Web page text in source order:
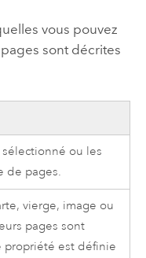
vous pouvez
sont décrites
ou les
de pages.
vierge, image ou
pages sont
propriété est définie